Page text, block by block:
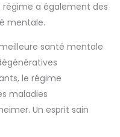
a également des
mentale.
santé mentale
le régime
maladies
Un esprit sain